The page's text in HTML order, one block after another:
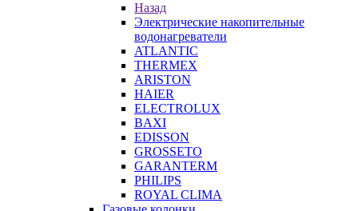
Назад
Электрические накопительные
водонагреватели
ATLANTIC
THERMEX
ARISTON
HAIER
ELECTROLUX
BAXI
EDISSON
GROSSETO
GARANTERM
PHILIPS
ROYAL CLIMA